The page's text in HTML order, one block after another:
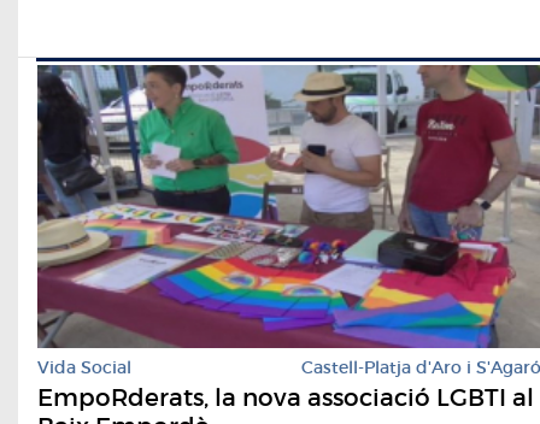
Vida Social Castell-Platja d'Aro i S'Agaró
EmpoRderats, la nova associació LGBTI al